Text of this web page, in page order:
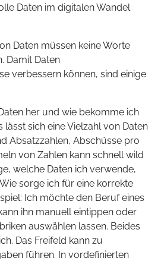
Daten im digitalen Wandel
Daten müssen keine Worte
Damit Daten
verbessern können, sind einige
her und wie bekomme ich
lässt sich eine Vielzahl von Daten
Absatzzahlen, Abschüsse pro
von Zahlen kann schnell wild
welche Daten ich verwende,
sorge ich für eine korrekte
Ich möchte den Beruf eines
ihn manuell eintippen oder
auswählen lassen. Beides
Das Freifeld kann zu
führen. In vordefinierten